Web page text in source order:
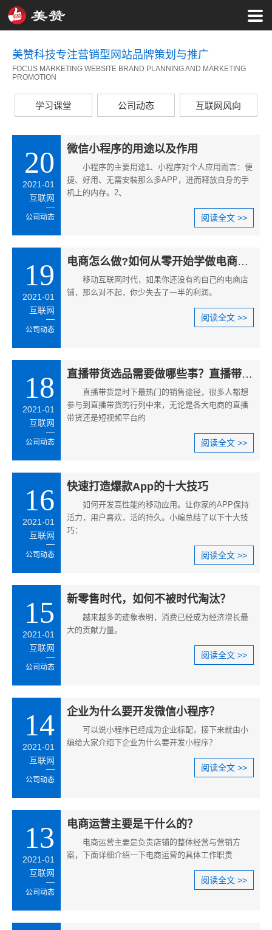
美赞科技专注营销型网站品牌策划与推广
FOCUS MARKETING WEBSITE BRAND PLANNING AND MARKETING
PROMOTION
学习课堂 公司动态 互联网风向
20
2021-01
互联网
公司动态
微信小程序的用途以及作用
小程序的主要用途1、小程序对个人应用而言：便
捷、好用、无需安裝那么多APP，进而释放自身的手
机上的内存。2、
阅读全文 >>
19
2021-01
互联网
公司动态
电商怎么做?如何从零开始学做电商赚钱
移动互联网时代，如果你还没有的自己的电商店
铺，那么对不起，你少失去了一半的利润。
阅读全文 >>
18
2021-01
互联网
公司动态
直播带货选品需要做哪些事？直播带货的选品思路
直播带货是时下最热门的销售途径，很多人都想
参与到直播带货的行列中来，无论是各大电商的直播
带货还是短视频平台的
阅读全文 >>
16
2021-01
互联网
公司动态
快速打造爆款App的十大技巧
如何开发高性能的移动应用。让你家的APP保持
活力，用户喜欢，活的持久。小编总结了以下十大技
巧：
阅读全文 >>
15
2021-01
互联网
公司动态
新零售时代，如何不被时代淘汰？
越来越多的迹象表明，消费已经成为经济增长最
大的贡献力量。
阅读全文 >>
14
2021-01
互联网
公司动态
企业为什么要开发微信小程序？
可以说小程序已经成为企业标配，接下来就由小
编给大家介绍下企业为什么要开发小程序？
阅读全文 >>
13
2021-01
互联网
公司动态
电商运营主要是干什么的？
电商运营主要是负责店铺的整体经营与营销方
案，下面详细介绍一下电商运营的具体工作职责
阅读全文 >>